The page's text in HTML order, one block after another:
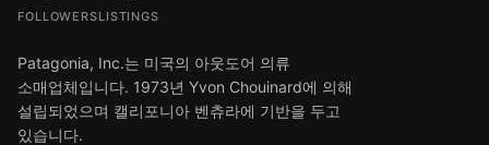
FOLLOWERSLISTINGS
Patagonia, Inc.는 미국의 아웃도어 의류
소매업체입니다. 1973년 Yvon Chouinard에 의해
설립되었으며 캘리포니아 벤츄라에 기반을 두고
있습니다.